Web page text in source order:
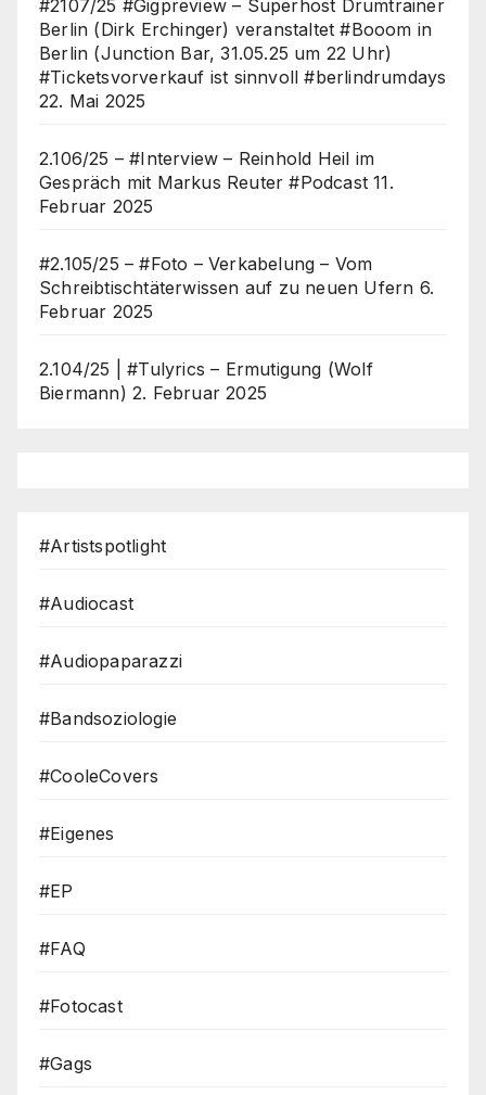
#2107/25 #Gigpreview – Superhost Drumtrainer
Berlin (Dirk Erchinger) veranstaltet #Booom in
Berlin (Junction Bar, 31.05.25 um 22 Uhr)
#Ticketsvorverkauf ist sinnvoll #berlindrumdays
22. Mai 2025
2.106/25 – #Interview – Reinhold Heil im
Gespräch mit Markus Reuter #Podcast 11.
Februar 2025
#2.105/25 – #Foto – Verkabelung – Vom
Schreibtischtäterwissen auf zu neuen Ufern 6.
Februar 2025
2.104/25 | #Tulyrics – Ermutigung (Wolf
Biermann) 2. Februar 2025
#Artistspotlight
#Audiocast
#Audiopaparazzi
#Bandsoziologie
#CooleCovers
#Eigenes
#EP
#FAQ
#Fotocast
#Gags